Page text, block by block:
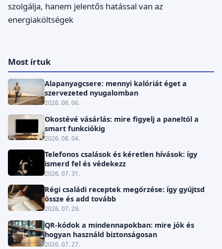
szolgálja, hanem jelentős hatással van az
energiaköltségek
Most írtuk
Alapanyagcsere: mennyi kalóriát éget a
szervezeted nyugalomban
2026. 08. 06.
Okostévé vásárlás: mire figyelj a paneltől a
smart funkciókig
2026. 08. 04.
Telefonos csalások és kéretlen hívások: így
ismerd fel és védekezz
2026. 07. 31.
Régi családi receptek megőrzése: így gyűjtsd
össze és add tovább
2026. 07. 29.
QR-kódok a mindennapokban: mire jók és
hogyan használd biztonságosan
2026. 07. 27.